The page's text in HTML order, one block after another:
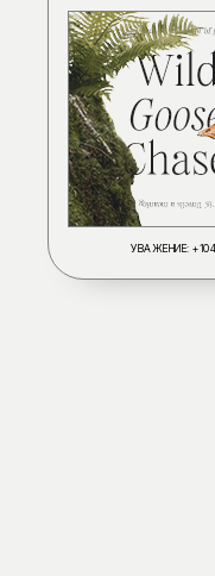
УВАЖЕНИЕ: +104